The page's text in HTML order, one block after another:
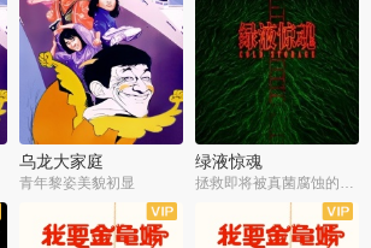
乌龙大家庭
青年黎姿美貌初显
绿液惊魂
拯救即将被真菌腐蚀的世界